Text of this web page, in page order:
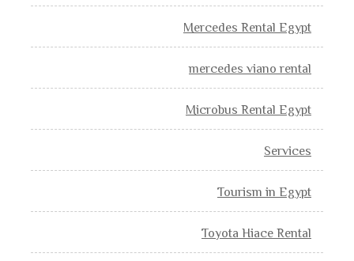
Mercedes Rental Egypt
mercedes viano rental
Microbus Rental Egypt
Services
Tourism in Egypt
Toyota Hiace Rental